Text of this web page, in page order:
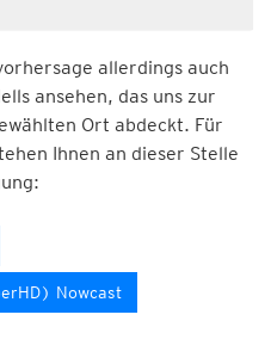
allerdings auch
ansehen, das uns zur
Ort abdeckt. Für
Ihnen an dieser Stelle
Nowcast